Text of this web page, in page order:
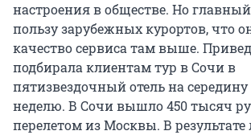
настроения в обществе. Но
пользу зарубежных курортов, что
качество сервиса там выше.
подбирала клиентам тур в Сочи в
пятизвездочный отель на
неделю. В Сочи вышло 450 тысяч
перелетом из Москвы. В результате